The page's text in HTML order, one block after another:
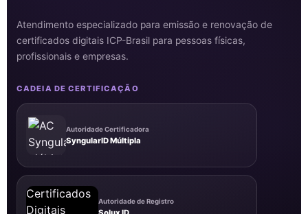
Atendimento especializado para emissão e renovação de
certificados digitais ICP-Brasil para pessoas físicas,
profissionais e empresas.
CADEIA DE CERTIFICAÇÃO
Autoridade Certificadora
SyngularID Múltipla
Autoridade de Registro